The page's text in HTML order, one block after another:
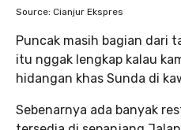
Source: Cianjur Ekspres
Puncak masih bagian dari
itu nggak lengkap kalau
hidangan khas Sunda di
Sebenarnya ada banyak